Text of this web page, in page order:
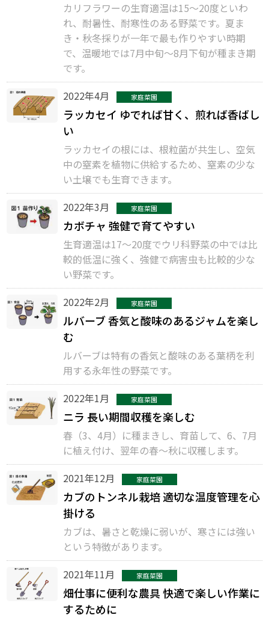
カリフラワーの生育適温は15～20度といわ
れ、耐暑性、耐寒性のある野菜です。夏ま
き・秋冬採りが一年で最も作りやすい時期
で、温暖地では7月中旬～8月下旬が種まき期
です。
2022年4月
家庭菜園
ラッカセイ ゆでれば甘く、煎れば香ばし
い
ラッカセイの根には、根粒菌が共生し、空気
中の窒素を植物に供給するため、窒素の少な
い土壌でも生育できます。
2022年3月
家庭菜園
カボチャ 強健で育てやすい
生育適温は17〜20度でウリ科野菜の中では比
較的低温に強く、強健で病害虫も比較的少な
い野菜です。
2022年2月
家庭菜園
ルバーブ 香気と酸味のあるジャムを楽し
む
ルバーブは特有の香気と酸味のある葉柄を利
用する永年性の野菜です。
2022年1月
家庭菜園
ニラ 長い期間収穫を楽しむ
春（3、4月）に種まきし、育苗して、6、7月
に植え付け、翌年の春〜秋に収穫します。
2021年12月
家庭菜園
カブのトンネル栽培 適切な温度管理を心
掛ける
カブは、暑さと乾燥に弱いが、寒さには強い
という特徴があります。
2021年11月
家庭菜園
畑仕事に便利な農具 快適で楽しい作業に
するために